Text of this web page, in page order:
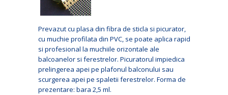
Prevazut cu plasa din fibra de sticla si picurator,
cu muchie profilata din PVC, se poate aplica rapid
si profesional la muchiile orizontale ale
balcoanelor si ferestrelor. Picuratorul impiedica
prelingerea apei pe plafonul balconului sau
scurgerea apei pe spaletii ferestrelor. Forma de
prezentare: bara 2,5 ml.